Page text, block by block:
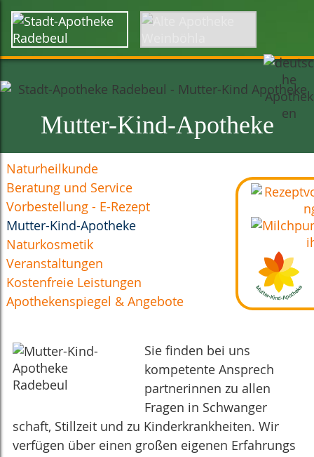
Startseite
Kontakt
Anfahrt
Mutter-Kind-Apotheke
Naturheilkunde
Beratung und Service
Vorbestellung - E-Rezept
Mutter-Kind-Apotheke
Naturkosmetik
Veranstaltungen
Kostenfreie Leistungen
Apothekenspiegel & Angebote
Sie finden bei uns
kompetente Ansprech
partnerin­nen zu allen
Fragen in Schwanger
schaft, Stillzeit und zu Kinderkrankheiten. Wir
verfügen über einen großen eigenen Erfahrungs